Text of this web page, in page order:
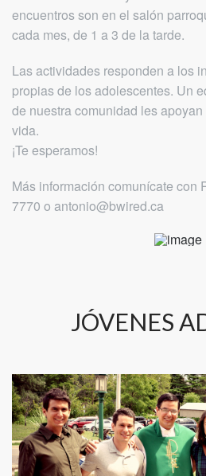
encuentros son en el salón
cada mes, de 1 a 3 de la tarde.
Las actividades responden a los
propias de los adolescentes. Un
de nuestra comunidad les
vida.
¡Te esperamos!
Más información comunícate con
7770 o antonio@bwired.ca
JÓVENES